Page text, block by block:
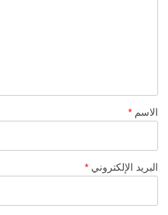
الاسم *
البريد الإلكتروني *